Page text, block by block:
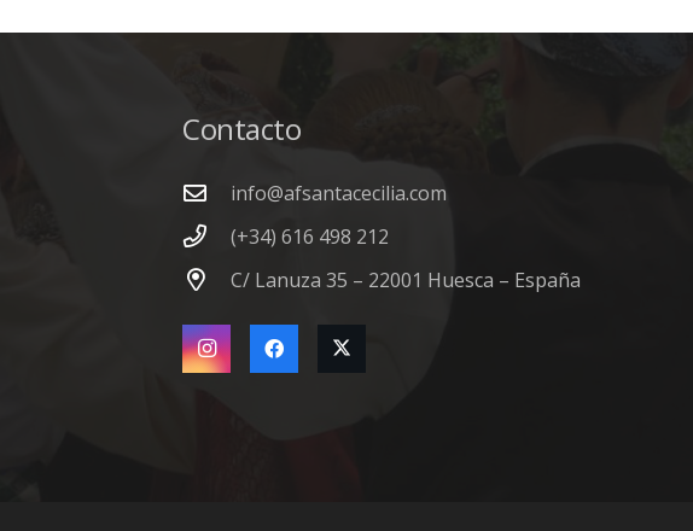
Contacto
info@afsantacecilia.com
(+34) 616 498 212
C/ Lanuza 35 – 22001 Huesca – España